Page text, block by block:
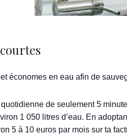
économes en eau afin de
de seulement 5
1 050 litres d’eau. En
5 à 10 euros par mois sur ta